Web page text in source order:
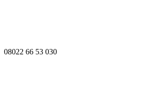
08022 66 53 030